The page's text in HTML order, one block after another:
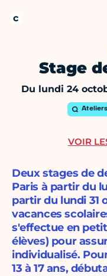
Stage
Du lundi 24
Ateliers
Deux stages de
Paris à partir du
partir du lundi 31
vacances
s'effectue en
élèves) pour
individualisé.
13 à 17 ans,
VOIR